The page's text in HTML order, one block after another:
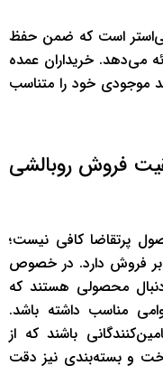
است که ضمن حفظ
می‌دهد. خریداران عمده
موجودی خود را متناسب
فروش روبالشی
پرتقاضا کافی نیست؛
فروش دارد. در خصوص
محصولی هستند که
مناسب داشته باشد.
باشند که از
و بسته‌بندی نیز دقت